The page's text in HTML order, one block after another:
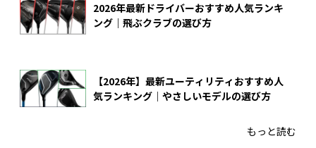
2026年最新ドライバーおすすめ人気ランキ
ング｜飛ぶクラブの選び方
【2026年】最新ユーティリティおすすめ人
気ランキング｜やさしいモデルの選び方
もっと読む